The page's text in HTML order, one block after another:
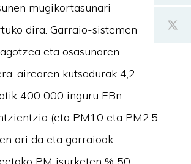
mugikortasunari
dira. Garraio-sistemen
eta osasunaren
airearen kutsadurak 4,2
400 000 inguru EBn
(eta PM10 eta PM2.5
ari da eta garraioak